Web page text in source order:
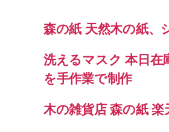
森の紙 天然木の紙、
洗えるマスク 本日在
を手作業で制作
木の雑貨店 森の紙 楽